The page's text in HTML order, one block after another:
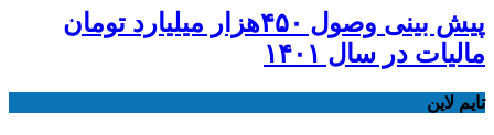
پیش بینی وصول ۴۵۰هزار میلیارد تومان
مالیات در سال ۱۴۰۱
تایم لاین